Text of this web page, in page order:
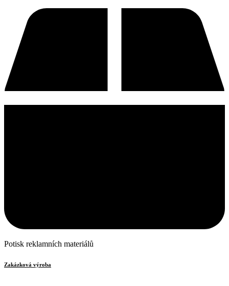
Potisk reklamních materiálů
Zakázková výroba